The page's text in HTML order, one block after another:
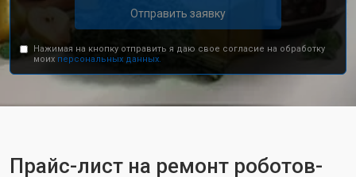
Отправить заявку
Нажимая на кнопку отправить я даю свое согласие на обработку
моих персональных данных.
Прайс-лист на ремонт роботов-